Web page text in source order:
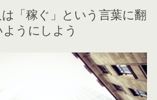
は「稼ぐ」という言葉に翻
うにしよう